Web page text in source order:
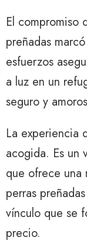
El compromiso
preñadas
esfuerzos
a luz en un
seguro y
La experiencia
acogida. Es un
que ofrece una
perras
vínculo que se
precio.